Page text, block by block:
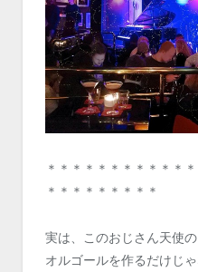
＊＊＊＊＊＊＊＊＊＊＊
＊＊＊＊＊＊＊＊＊
実は、このおじさん天使
オルゴールを作るだけじ